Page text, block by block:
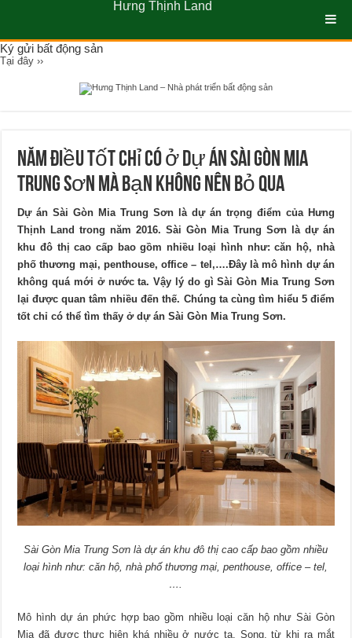
Ký gửi bất động sản
Tại đây ››
Năm điều tốt chỉ có ở dự án Sài Gòn Mia
Trung Sơn mà bạn không nên bỏ qua
Dự án Sài Gòn Mia Trung Sơn
là dự án trọng điểm của Hưng
Thịnh Land trong năm 2016. Sài Gòn Mia Trung Sơn là dự án
khu đô thị cao cấp bao gồm nhiều loại hình như: căn hộ, nhà
phố thương mại, penthouse, office – tel,….Đây là mô hình dự án
không quá mới ở nước ta. Vậy lý do gì Sài Gòn Mia Trung Sơn
lại được quan tâm nhiều đến thế. Chúng ta cùng tìm hiểu 5 điểm
tốt chỉ có thể tìm thấy ởdự án Sài Gòn Mia Trung Sơn.
Sài Gòn Mia Trung Sơn là dự án khu đô thị cao cấp bao gồm nhiều
loại hình như: căn hộ, nhà phố thương mại, penthouse, office – tel,
….
Mô hình dự án phức hợp bao gồm nhiều loại căn hộ như Sài Gòn
Mia đã được thực hiện khá nhiều ở nước ta. Song, từ khi ra mắt
Hưng Thịnh Land